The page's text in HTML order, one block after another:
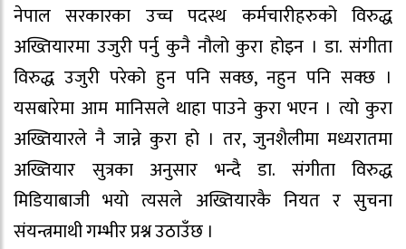
नेपाल सरकारका उच्च पदस्थ कर्मचारीहरुको विरुद्ध
अख्तियारमा उजुरी पर्नु कुनै नौलो कुरा होइन । डा. संगीता
विरुद्ध उजुरी परेको हुन पनि सक्छ, नहुन पनि सक्छ ।
यसबारेमा आम मानिसले थाहा पाउने कुरा भएन । त्यो कुरा
अख्तियारले नै जान्ने कुरा हो । तर, जुनशैलीमा मध्यरातमा
अख्तियार सुत्रका अनुसार भन्दै डा. संगीता विरुद्ध
मिडियाबाजी भयो त्यसले अख्तियारकै नियत र सुचना
संयन्त्रमाथी गम्भीर प्रश्न उठाउँछ ।